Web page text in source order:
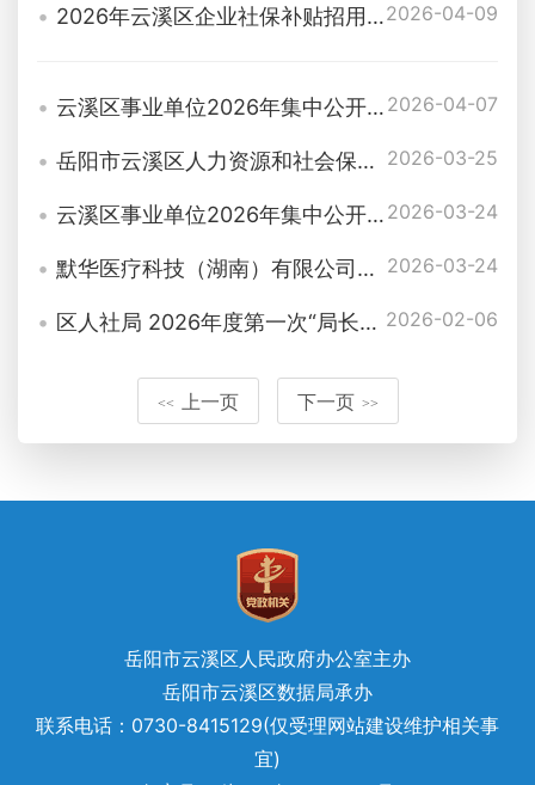
2026年云溪区企业社保补贴招用人员名单公示2026-04-09
云溪区事业单位2026年集中公开选调工作人员补充公告 2026-04-07
岳阳市云溪区人力资源和社会保障局整治政府、国企项目欠薪工作方案 2026-03-25
云溪区事业单位2026年集中公开选调工作人员公告 2026-03-24
默华医疗科技（湖南）有限公司社保人员名单公示 2026-03-24
区人社局 2026年度第一次“局长接访日” 工作方案 2026-02-06
<< 上一页 下一页 >>
岳阳市云溪区人民政府办公室主办
岳阳市云溪区数据局承办
联系电话：0730-8415129(仅受理网站建设维护相关事
宜)